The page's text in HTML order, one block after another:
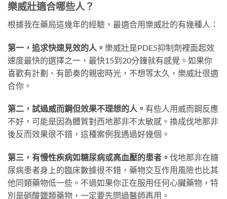
樂威壯適合哪些人？
根據我在藥局這幾年的經驗，最適合用樂威壯的有幾種人：
第一，追求快速見效的人。 樂威壯是PDE5抑制劑裡面起效
速度最快的選擇之一，最快15到20分鐘就有感覺。如果你
喜歡有計劃、有節奏的親密時光，不想等太久，樂威壯很適
合你。
第二，試過威而鋼但效果不理想的人。 有些人用威而鋼反應
不好，可能是因為體質對西地那非不太敏感。換成伐地那非
後反而效果很不錯，這種案例我遇過好幾個。
第三，有慢性疾病如糖尿病或高血壓的患者。 伐地那非在糖
尿病患者身上的臨床數據很不錯，藥物交互作用風險也比其
他同類藥物低一些。不過如果你正在服用任何心臟藥物，特
別是硝酸鹽類藥物，一定要先問過醫師再用。